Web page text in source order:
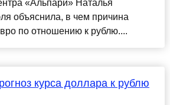
«Альпари» Наталья
объяснила, в чем причина
по отношению к рублю....
курса доллара к рублю